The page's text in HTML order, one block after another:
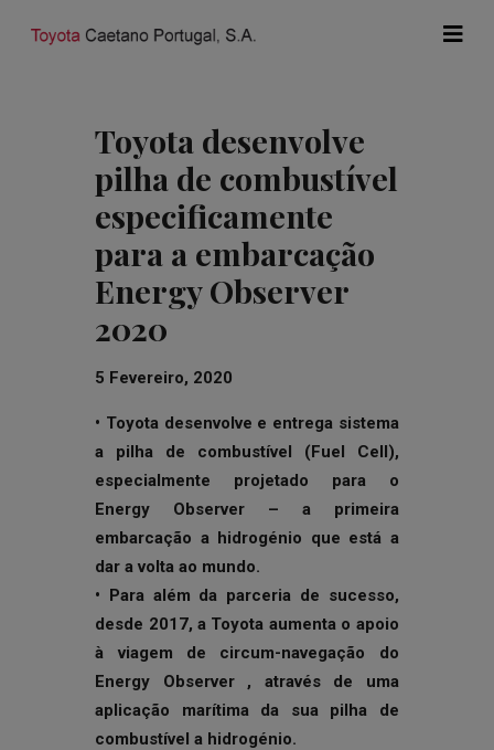
Toyota desenvolve
pilha de combustível
especificamente
para a embarcação
Energy Observer
2020
5 Fevereiro, 2020
• Toyota desenvolve e entrega sistema
a pilha de combustível (Fuel Cell),
especialmente projetado para o
Energy Observer – a primeira
embarcação a hidrogénio que está a
dar a volta ao mundo.
• Para além da parceria de sucesso,
desde 2017, a Toyota aumenta o apoio
à viagem de circum-navegação do
Energy Observer , através de uma
aplicação marítima da sua pilha de
combustível a hidrogénio.